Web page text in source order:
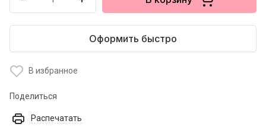
Оформить быстро
В избранное
Поделиться
Распечатать